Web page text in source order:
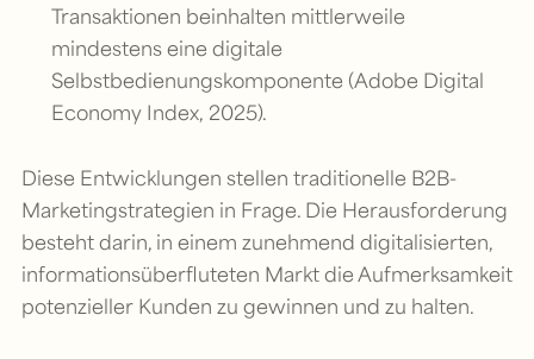
Transaktionen beinhalten mittlerweile
mindestens eine digitale
Selbstbedienungskomponente (Adobe Digital
Economy Index, 2025).
Diese Entwicklungen stellen traditionelle B2B-
Marketingstrategien in Frage. Die Herausforderung
besteht darin, in einem zunehmend digitalisierten,
informationsüberfluteten Markt die Aufmerksamkeit
potenzieller Kunden zu gewinnen und zu halten.